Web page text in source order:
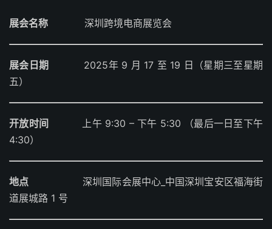
展会名称 深圳跨境电商展览会
展会日期
2025年 9 月 17 至 19 日（星期三至星期
五）
开放时间
上午 9:30 – 下午 5:30 （最后一日至下午
4:30）
地点
深圳国际会展中心_中国深圳宝安区福海街
道展城路 1 号